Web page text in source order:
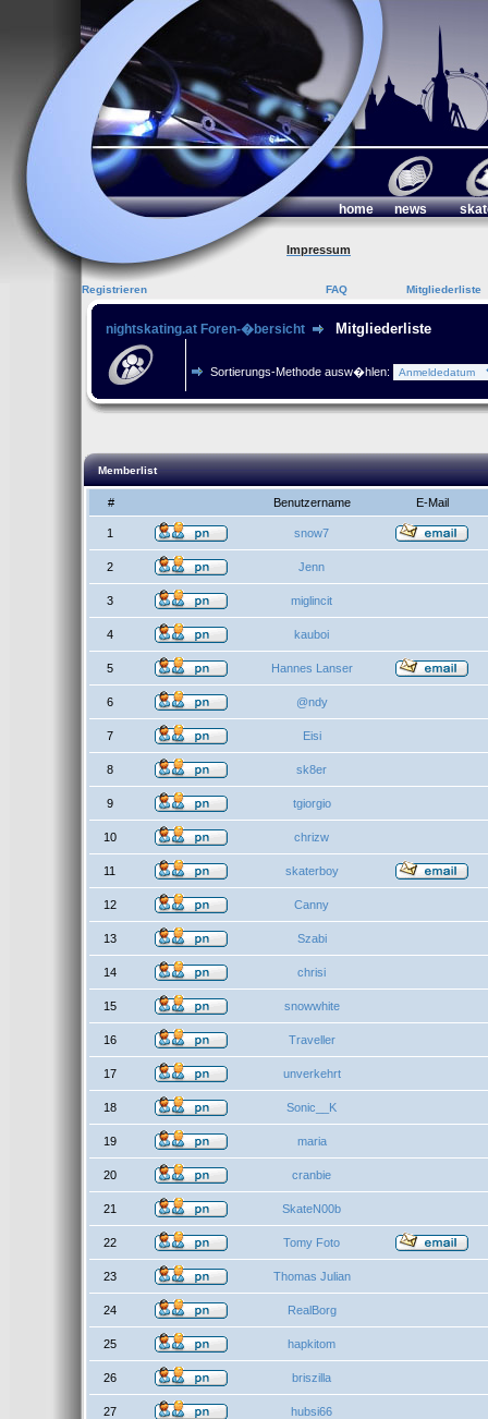
home news
Impressum
Registrieren FAQ Mitgliederliste
nightskating.at Foren-�bersicht Mitgliederliste
Sortierungs-Methode ausw�hlen:
Memberlist
# Benutzername E-Mail
1 snow7
2 Jenn
3 miglincit
4 kauboi
5 Hannes Lanser
6 @ndy
7 Eisi
8 sk8er
9 tgiorgio
10 chrizw
11 skaterboy
12 Canny
13 Szabi
14 chrisi
15 snowwhite
16 Traveller
17 unverkehrt
18 Sonic__K
19 maria
20 cranbie
21 SkateN00b
22 Tomy Foto
23 Thomas Julian
24 RealBorg
25 hapkitom
26 briszilla
27 hubsi66